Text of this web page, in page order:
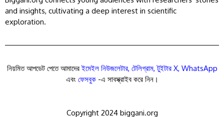
and insights, cultivating a deep interest in scientific
exploration.
নিয়মিত আপডেট পেতে আমাদেরইমেইল নিউজলেটার, টেলিগ্রাম,টুইটার X, WhatsApp
এবং ফেসবুক-এ সাবস্ক্রাইব করে নিন।
Copyright 2024 biggani.org